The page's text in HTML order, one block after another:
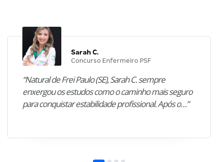
Sarah C.
Concurso Enfermeiro PSF
“Natural de Frei Paulo (SE), Sarah C. sempre
enxergou os estudos como o caminho mais seguro
para conquistar estabilidade profissional. Após o…”